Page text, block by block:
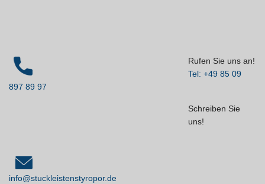
Rufen Sie uns an!
Tel: +49 85 09
897 89 97
Schreiben Sie
uns!
info@stuckleistenstyropor.de